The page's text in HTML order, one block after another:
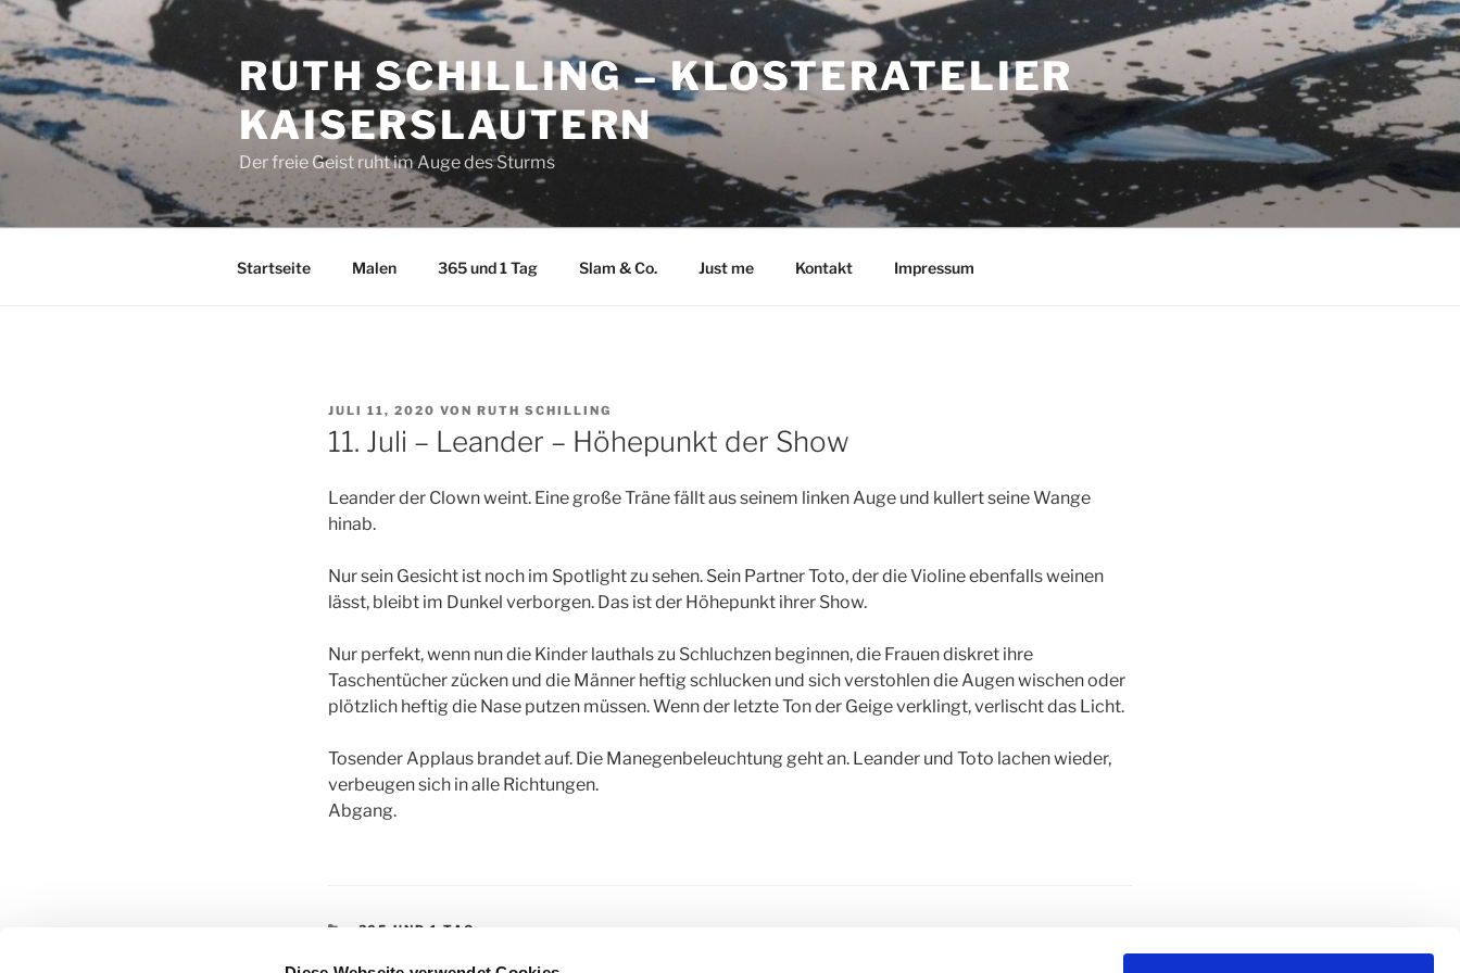
Zum
Inhalt
springen
RUTH SCHILLING – KLOSTERATELIER
KAISERSLAUTERN
Der freie Geist ruht im Auge des Sturms
Startseite Malen 365 und 1 Tag Slam & Co. Just me Kontakt Impressum
VERÖFFENTLICHT
AM
JULI 11, 2020 VON RUTH SCHILLING
11. Juli – Leander – Höhepunkt der Show
Leander der Clown weint. Eine große Träne fällt aus seinem linken Auge und kullert seine Wange
hinab.
Nur sein Gesicht ist noch im Spotlight zu sehen. Sein Partner Toto, der die Violine ebenfalls weinen
lässt, bleibt im Dunkel verborgen. Das ist der Höhepunkt ihrer Show.
Nur perfekt, wenn nun die Kinder lauthals zu Schluchzen beginnen, die Frauen diskret ihre
Taschentücher zücken und die Männer heftig schlucken und sich verstohlen die Augen wischen oder
plötzlich heftig die Nase putzen müssen. Wenn der letzte Ton der Geige verklingt, verlischt das Licht.
Tosender Applaus brandet auf. Die Manegenbeleuchtung geht an. Leander und Toto lachen wieder,
verbeugen sich in alle Richtungen.
Abgang.
KATEGORIEN
365 UND 1 TAG